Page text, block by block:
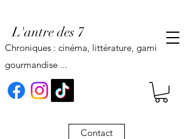
L'antre des 7
Contact
Chroniques : cinéma, littérature, gaming,
gourmandise ...